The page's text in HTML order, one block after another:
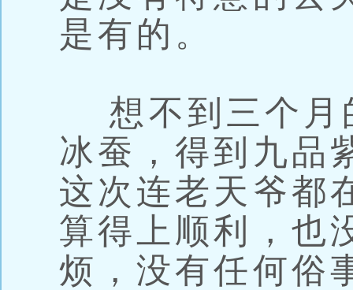
是有的。
想不到三个月
冰蚕，得到九品
这次连老天爷都
算得上顺利，也
烦，没有任何俗